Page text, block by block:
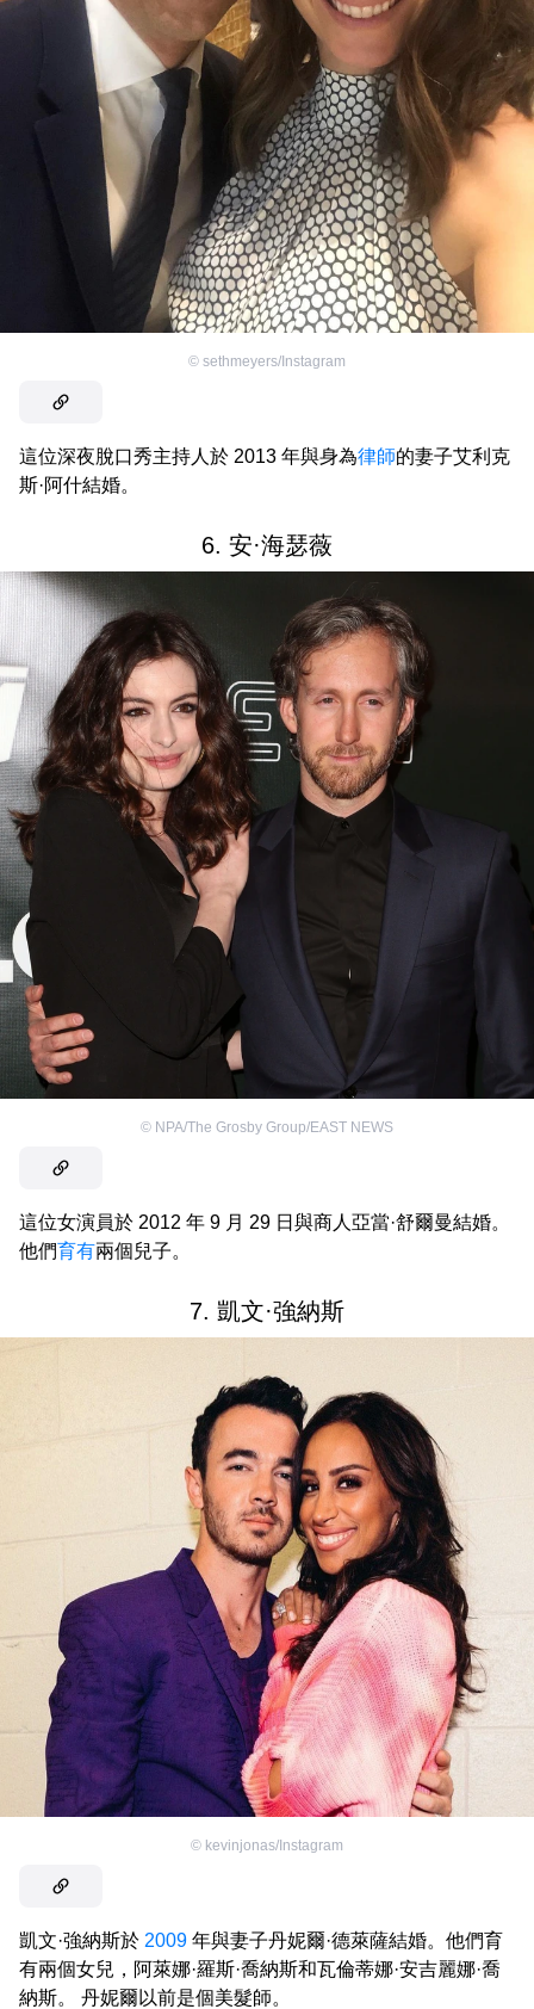
© sethmeyers/Instagram
這位深夜脫口秀主持人於 2013 年與身為律師的妻子艾利克
斯·阿什結婚。
6. 安·海瑟薇
© NPA/The Grosby Group/EAST NEWS
這位女演員於 2012 年 9 月 29 日與商人亞當·舒爾曼結婚。
他們育有兩個兒子。
7. 凱文·強納斯
© kevinjonas/Instagram
凱文·強納斯於 2009 年與妻子丹妮爾·德萊薩結婚。他們育
有兩個女兒，阿萊娜·羅斯·喬納斯和瓦倫蒂娜·安吉麗娜·喬
納斯。 丹妮爾以前是個美髮師。